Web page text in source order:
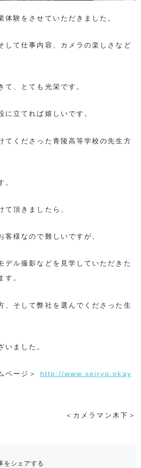
体験をさせていただきました。
して仕事内容、カメラの楽しさなど
て、とても光栄です。
に立てれば嬉しいです。
てくださった青陵高等学校の先生方
。
て頂きましたら、
客様なので難しいですが、
デル撮影などを見学していただきた
す。
、そして弊社を選んでくださった生
いました。
ページ＞ http://www.seiryo.okay
＜カメラマン木下＞
をシェアする